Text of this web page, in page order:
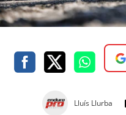
Lluís Llurba